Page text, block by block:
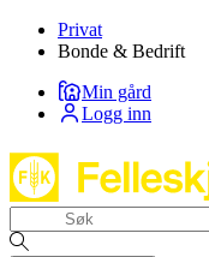
Privat
Bonde & Bedrift
Min gård
Logg inn